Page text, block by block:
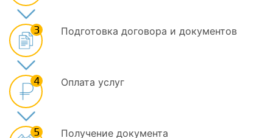
3 Подготовка договора и документов
4 Оплата услуг
5 Получение документа